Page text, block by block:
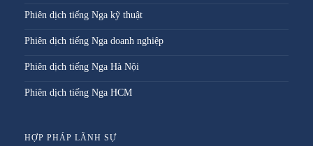
Phiên dịch tiếng Nga kỹ thuật
Phiên dịch tiếng Nga doanh nghiệp
Phiên dịch tiếng Nga Hà Nội
Phiên dịch tiếng Nga HCM
HỢP PHÁP LÃNH SỰ